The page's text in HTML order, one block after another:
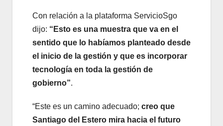
Con relación a la plataforma ServicioSgo
dijo: “Esto es una muestra que va en el
sentido que lo habíamos planteado desde
el inicio de la gestión y que es incorporar
tecnología en toda la gestión de
gobierno”.
“Este es un camino adecuado; creo que
Santiago del Estero mira hacia el futuro